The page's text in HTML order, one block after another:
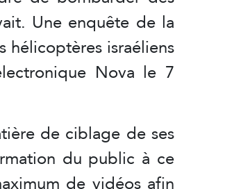
Une enquête de la
hélicoptères israéliens
Nova le 7
de ciblage de ses
du public à ce